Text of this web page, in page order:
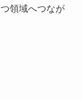
領域へつなが